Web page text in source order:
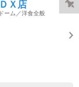
Ｘ店
ーム／洋食全般